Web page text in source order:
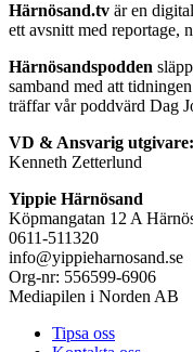
Härnösand.tv är en
ett avsnitt med reportage,
Härnösandspodden
samband med att
träffar vår poddvärd Dag
VD & Ansvarig utgivare:
Kenneth Zetterlund
Yippie Härnösand
Köpmangatan 12 A
0611-511320
info@yippieharnosand.se
Org-nr: 556599-6906
Mediapilen i Norden AB
Tipsa oss